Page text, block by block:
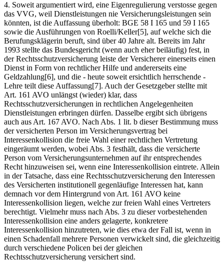
4. Soweit argumentiert wird, eine Eigenregulierung verstosse gegen
das VVG, weil Dienstleistungen nie Versicherungsleistungen sein
könnten, ist die Auffassung überholt: BGE 58 I 165 und 59 I 165
sowie die Ausführungen von Roelli/Keller[5], auf welche sich die
Berufungsklägerin beruft, sind über 40 Jahre alt. Bereits im Jahr
1993 stellte das Bundesgericht (wenn auch eher beiläufig) fest, in
der Rechtsschutzversicherung leiste der Versicherer einerseits einen
Dienst in Form von rechtlicher Hilfe und andererseits eine
Geldzahlung[6], und die - heute soweit ersichtlich herrschende -
Lehre teilt diese Auffassung[7]. Auch der Gesetzgeber stellte mit
Art. 161 AVO unlängst (wieder) klar, dass
Rechtsschutzversicherungen in rechtlichen Angelegenheiten
Dienstleistungen erbringen dürfen. Dasselbe ergibt sich übrigens
auch aus Art. 167 AVO. Nach Abs. 1 lit. b dieser Bestimmung muss
der versicherten Person im Versicherungsvertrag bei
Interessenkollision die freie Wahl einer rechtlichen Vertretung
eingeräumt werden, wobei Abs. 3 festhält, dass die versicherte
Person vom Versicherungsunternehmen auf ihr entsprechendes
Recht hinzuweisen sei, wenn eine Interessenkollision eintrete. Allein
in der Tatsache, dass eine Rechtsschutzversicherung den Interessen
des Versicherten institutionell gegenläufige Interessen hat, kann
demnach vor dem Hintergrund von Art. 161 AVO keine
Interessenkollision liegen, welche zur freien Wahl eines Vertreters
berechtigt. Vielmehr muss nach Abs. 3 zu dieser vorbestehenden
Interessenkollision eine anders gelagerte, konkretere
Interessenkollision hinzutreten, wie dies etwa der Fall ist, wenn in
einen Schadenfall mehrere Personen verwickelt sind, die gleichzeitig
durch verschiedene Policen bei der gleichen
Rechtsschutzversicherung versichert sind.